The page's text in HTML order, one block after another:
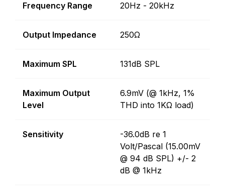
Frequency Range 20Hz - 20kHz
Output Impedance 250Ω
Maximum SPL 131dB SPL
Maximum Output
Level
6.9mV (@ 1kHz, 1%
THD into 1KΩ load)
Sensitivity
-36.0dB re 1
Volt/Pascal (15.00mV
@ 94 dB SPL) +/- 2
dB @ 1kHz